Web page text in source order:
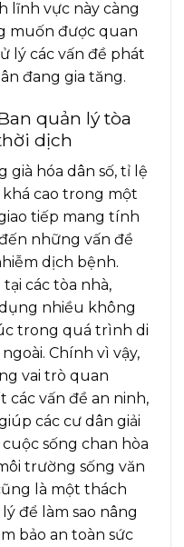
lĩnh vực này càng
muốn được quan
lý các vấn đề phát
đang gia tăng.
quản lý tòa
dịch
già hóa dân số, tỉ lệ
cao trong một
tiếp mang tính
những vấn đề
dịch bệnh.
các tòa nhà,
nhiều không
trong quá trình di
Chính vì vậy,
vai trò quan
vấn đề an ninh,
các cư dân giải
sống chan hòa
trường sống văn
là một thách
để làm sao nâng
bảo an toàn sức